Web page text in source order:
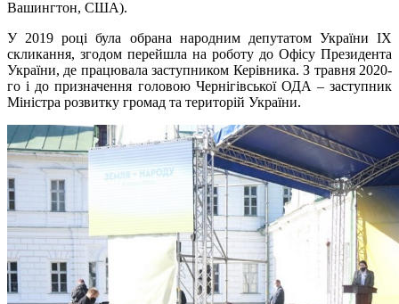
Вашингтон, США).
У 2019 році була обрана народним депутатом України IX
скликання, згодом перейшла на роботу до Офісу Президента
України, де працювала заступником Керівника. З травня 2020-
го і до призначення головою Чернігівської ОДА – заступник
Міністра розвитку громад та територій України.